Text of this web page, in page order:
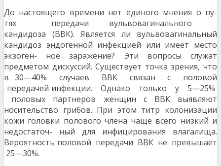
До настоящего времени нет единого мнения о пу-
тях передачи вульвовагинального
кандидоза (ВВК). Является ли вульвовагинальный
кандидоз эндогенной инфекцией или имеет место
экзоген- ное заражение? Эти вопросы служат
предметом дискуссий. Существует точка зрения, что
в 30—40% случаев ВВК связан с половой
передачей инфекции. Однако только у 5—25%
половых партнеров женщин с ВВК выявляют
носительство грибов. При этом титр колонизации
кожи головки полового члена чаще всего низкий и
недостаточ- ный для инфицирования влагалища.
Вероятность половой передачи ВВК не превышает
25—30%.